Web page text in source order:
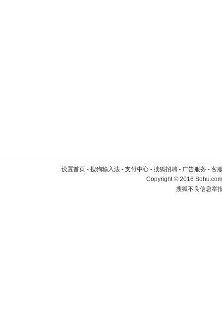
设置首页 - 搜狗输入法 - 支付中心 - 搜狐招聘 - 广告服务 - 客
Copyright©2016
搜狐不良信息举